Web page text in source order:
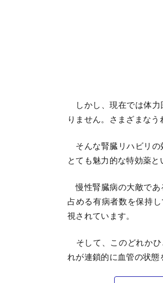
しかし、現在では体力
りません。さまざまなう
そんな腎臓リハビリの
とても魅力的な特効薬と
慢性腎臓病の大敵であ
占める有病者数を保持
視されています。
そして、このどれか
れが連鎖的に血管の状態